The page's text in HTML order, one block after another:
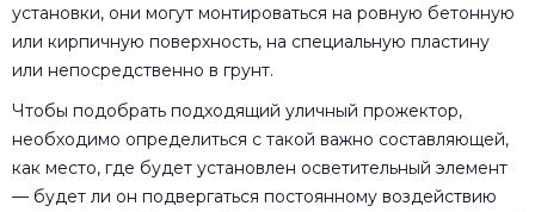
установки, они могут монтироваться на ровную бетонную
или кирпичную поверхность, на специальную пластину
или непосредственно в грунт.
Чтобы подобрать подходящий уличный прожектор,
необходимо определиться с такой важно составляющей,
как место, где будет установлен осветительный элемент
— будет ли он подвергаться постоянному воздействию